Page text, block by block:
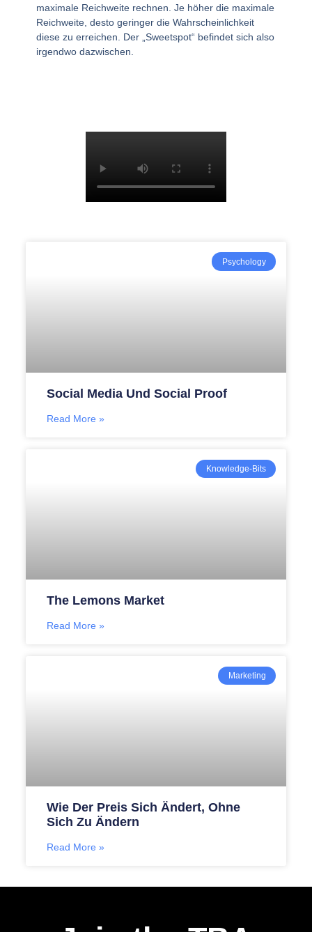
maximale Reichweite rechnen. Je höher die maximale
Reichweite, desto geringer die Wahrscheinlichkeit
diese zu erreichen. Der „Sweetspot“ befindet sich also
irgendwo dazwischen.
Psychology
Social Media Und Social Proof
Read More »
Knowledge-Bits
The Lemons Market
Read More »
Marketing
Wie Der Preis Sich Ändert, Ohne
Sich Zu Ändern
Read More »